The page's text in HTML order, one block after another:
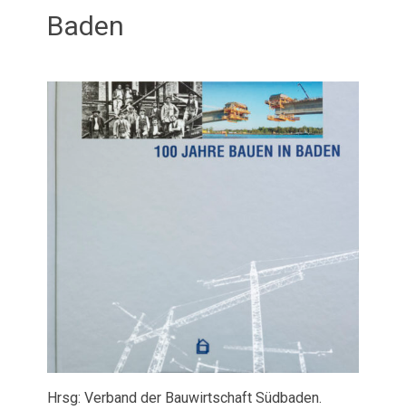
Baden
Hrsg: Verband der Bauwirtschaft Südbaden.